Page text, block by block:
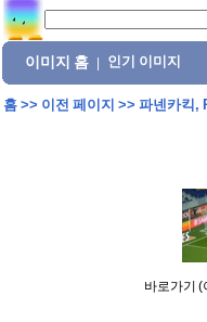
이미지 홈 인기 이미지
홈>> 이전 페이지 >> 파넨카킥,
바로가기 (